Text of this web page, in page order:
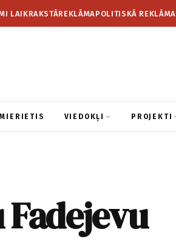
LAIKRAKSTĀREKLĀMAPOLITISKĀ REKLĀMA
VIEDOKĻI PROJEKTI